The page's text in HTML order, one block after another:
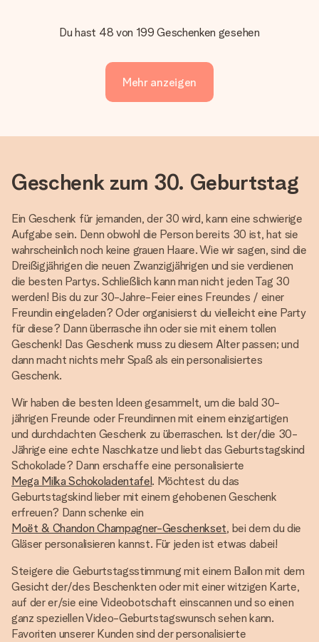
Du hast 48 von 199 Geschenken gesehen
Mehr anzeigen
Geschenk zum 30. Geburtstag
Ein Geschenk für jemanden, der 30 wird, kann eine schwierige
Aufgabe sein. Denn obwohl die Person bereits 30 ist, hat sie
wahrscheinlich noch keine grauen Haare. Wie wir sagen, sind die
Dreißigjährigen die neuen Zwanzigjährigen und sie verdienen
die besten Partys. Schließlich kann man nicht jeden Tag 30
werden! Bis du zur 30-Jahre-Feier eines Freundes / einer
Freundin eingeladen? Oder organisierst du vielleicht eine Party
für diese? Dann überrasche ihn oder sie mit einem tollen
Geschenk! Das Geschenk muss zu diesem Alter passen; und
dann macht nichts mehr Spaß als ein personalisiertes
Geschenk.
Wir haben die besten Ideen gesammelt, um die bald 30-
jährigen Freunde oder Freundinnen mit einem einzigartigen
und durchdachten Geschenk zu überraschen. Ist der/die 30-
Jährige eine echte Naschkatze und liebt das Geburtstagskind
Schokolade? Dann erschaffe eine personalisierte
Mega Milka Schokoladentafel. Möchtest du das
Geburtstagskind lieber mit einem gehobenen Geschenk
erfreuen? Dann schenke ein
Moët & Chandon Champagner-Geschenkset, bei dem du die
Gläser personalisieren kannst. Für jeden ist etwas dabei!
Steigere die Geburtstagsstimmung mit einem Ballon mit dem
Gesicht der/des Beschenkten oder mit einer witzigen Karte,
auf der er/sie eine Videobotschaft einscannen und so einen
ganz speziellen Video-Geburtstagswunsch sehen kann.
Favoriten unserer Kunden sind der personalisierte